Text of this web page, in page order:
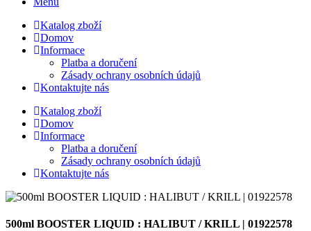
Katalog zboží
Domov
Informace
Platba a doručení
Zásady ochrany osobních údajů
Kontaktujte nás
Katalog zboží
Domov
Informace
Platba a doručení
Zásady ochrany osobních údajů
Kontaktujte nás
500ml BOOSTER LIQUID : HALIBUT / KRILL | 01922578